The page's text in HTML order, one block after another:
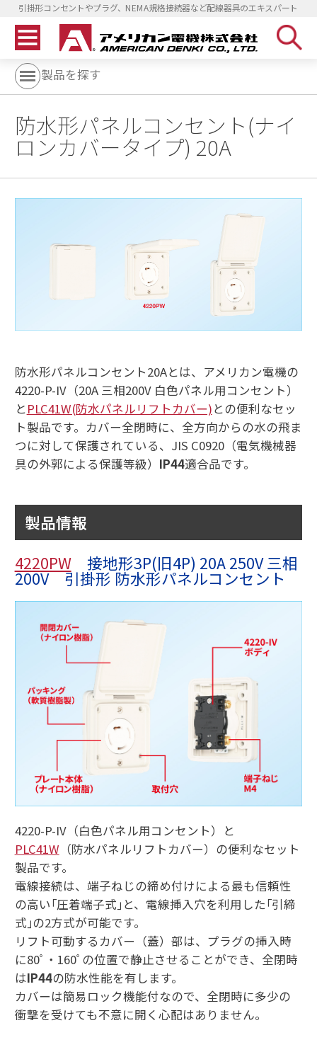
引掛形コンセントやプラグ、NEMA規格接続器など配線器具のエキスパート
製品を探す
防水形パネルコンセント(ナイ
ロンカバータイプ) 20A
防水形パネルコンセント20Aとは、アメリカン電機の
4220-P-IV（20A 三相200V 白色パネル用コンセント）
と PLC41W(防水パネルリフトカバー)との便利なセッ
ト製品です。カバー全閉時に、全方向からの水の飛ま
つに対して保護されている、JIS C0920（電気機械器
具の外郭による保護等級） IP44適合品です。
製品情報
4220PW接地形3P(旧4P) 20A 250V 三相
200V 引掛形 防水形パネルコンセント
4220-P-IV（白色パネル用コンセント）と
PLC41W （防水パネルリフトカバー）の便利なセット
製品です。
電線接続は、端子ねじの締め付けによる最も信頼性
の高い｢圧着端子式｣と、電線挿入穴を利用した｢引締
式｣の2方式が可能です。
リフト可動するカバー（蓋）部は、プラグの挿入時
に80ﾟ・160ﾟの位置で静止させることができ、全閉時
はIP44の防水性能を有します。
カバーは簡易ロック機能付なので、全閉時に多少の
衝撃を受けても不意に開く心配はありません。